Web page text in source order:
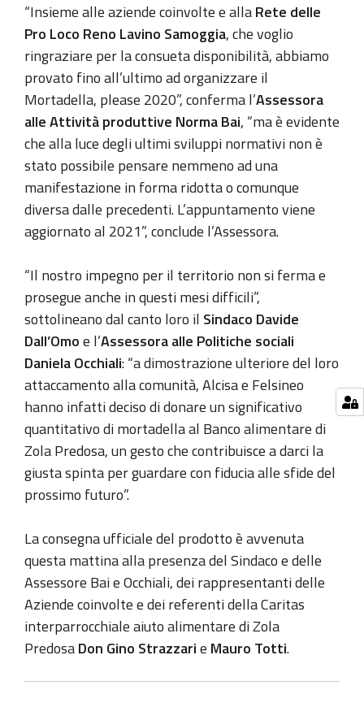
“Insieme alle aziende coinvolte e allaRete delle
Pro Loco Reno Lavino Samoggia, che voglio
ringraziare per la consueta disponibilità, abbiamo
provato fino all’ultimo ad organizzare il
Mortadella, please 2020”, conferma l’Assessora
alle Attività produttive Norma Bai, “ma è evidente
che alla luce degli ultimi sviluppi normativi non è
stato possibile pensare nemmeno ad una
manifestazione in forma ridotta o comunque
diversa dalle precedenti. L’appuntamento viene
aggiornato al 2021”, conclude l’Assessora.
“Il nostro impegno per il territorio non si ferma e
prosegue anche in questi mesi difficili”,
sottolineano dal canto loro il Sindaco Davide
Dall’Omoe l’Assessora alle Politiche sociali
Daniela Occhiali: “a dimostrazione ulteriore del loro
attaccamento alla comunità, Alcisa e Felsineo
hanno infatti deciso di donare un significativo
quantitativo di mortadella al Banco alimentare di
Zola Predosa, un gesto che contribuisce a darci la
giusta spinta per guardare con fiducia alle sfide del
prossimo futuro”.
La consegna ufficiale del prodotto è avvenuta
questa mattina alla presenza del Sindaco e delle
Assessore Bai e Occhiali, dei rappresentanti delle
Aziende coinvolte e dei referenti della Caritas
interparrocchiale aiuto alimentare di Zola
PredosaDon Gino Strazzarie Mauro Totti.